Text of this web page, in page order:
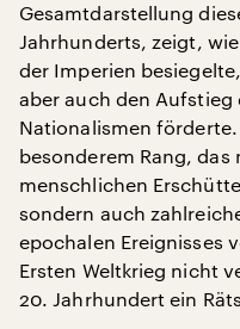
Gesamtdarstellung
Jahrhunderts, zeigt,
der Imperien
aber auch den Aufstieg
Nationalismen
besonderem Rang,
menschlichen
sondern auch
epochalen Ereignisses
Ersten Weltkrieg nicht
20. Jahrhundert ein